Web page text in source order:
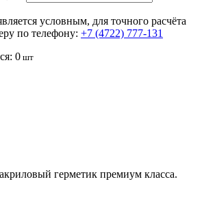
условным, для точного расчёта
по телефону: +7 (4722) 777-131
0 шт
герметик премиум класса.